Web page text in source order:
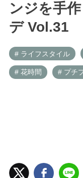
ンジを手
デ Vol.31
# ライフスタイル
# 花時間 # プチ